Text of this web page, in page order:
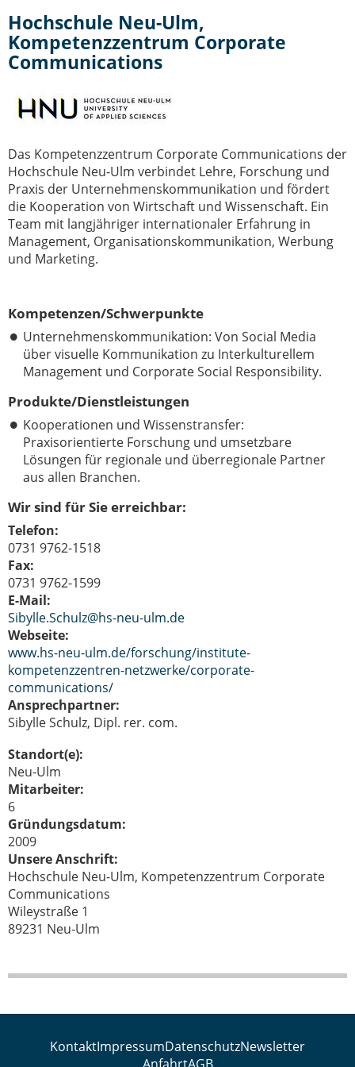
Start-Up Augsburg
Hochschule Neu-Ulm,
Kompetenzzentrum Corporate
Communications
Das Kompetenzzentrum Corporate Communications der
Hochschule Neu-Ulm verbindet Lehre, Forschung und
Praxis der Unternehmenskommunikation und fördert
die Kooperation von Wirtschaft und Wissenschaft. Ein
Team mit langjähriger internationaler Erfahrung in
Management, Organisationskommunikation, Werbung
und Marketing.
Kompetenzen/Schwerpunkte
Unternehmenskommunikation: Von Social Media
über visuelle Kommunikation zu Interkulturellem
Management und Corporate Social Responsibility.
Produkte/Dienstleistungen
Kooperationen und Wissenstransfer:
Praxisorientierte Forschung und umsetzbare
Lösungen für regionale und überregionale Partner
aus allen Branchen.
Wir sind für Sie erreichbar:
Telefon:
0731 9762-1518
Fax:
0731 9762-1599
E-Mail:
Sibylle.Schulz@hs-neu-ulm.de
Webseite:
www.hs-neu-ulm.de/forschung/institute-
kompetenzzentren-netzwerke/corporate-
communications/
Ansprechpartner:
Sibylle Schulz, Dipl. rer. com.
Standort(e):
Neu-Ulm
Mitarbeiter:
6
Gründungsdatum:
2009
Unsere Anschrift:
Hochschule Neu-Ulm, Kompetenzzentrum Corporate
Communications
Wileystraße 1
89231 Neu-Ulm
KontaktImpressumDatenschutzNewsletter